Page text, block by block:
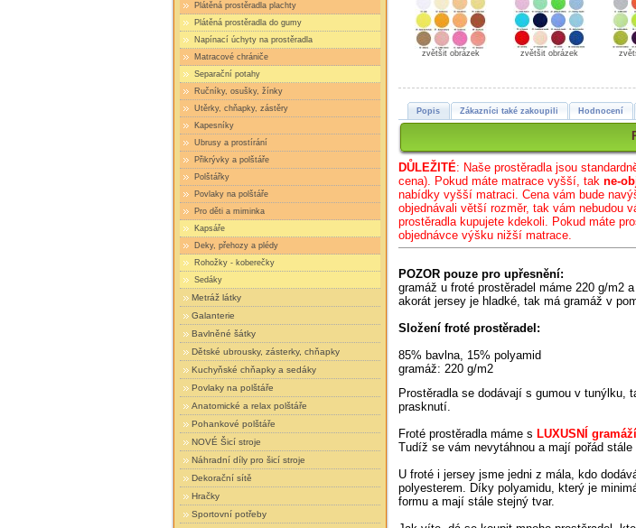
Plátěná prostěradla plachty
Plátěná prostěradla do gumy
Napínací úchyty na prostěradla
Matracové chrániče
Separační potahy
Ručníky, osušky, žínky
Utěrky, chňapky, zástěry
Kapesníky
Ubrusy a prostírání
Přikrývky a polštáře
Polštářky
Povlaky na polštáře
Pro děti a miminka
Kapsáře
Deky, přehozy a plédy
Rohožky - koberečky
Sedáky
Metráž látky
Galanterie
Bavlněné šátky
Dětské ubrousky, zásterky, chňapky
Kuchyňské chňapky a sedáky
Povlaky na polštáře
Anatomické a relax polštáře
Pohankové polštáře
NOVÉ Šicí stroje
Náhradní díly pro šicí stroje
Dekorační sítě
Hračky
Sportovní potřeby
zvětšit obrázek zvětšit obrázek
Popis Zákazníci také zakoupili Hodnocení
DŮLEŽITÉ: Naše prostěradla jsou standar
cena). Pokud máte matrace vyšší, tak ne-
nabídky vyšší matraci. Cena vám bude
objednávali větší rozměr, tak vám nebudou
prostěradla kupujete kdekoli. Pokud máte
objednávce výšku nižší matrace.
POZOR pouze pro upřesnění:
gramáž u froté prostěradel máme 220 g/m2
akorát jersey je hladké, tak má gramáž v
Složení froté prostěradel:
85% bavlna, 15% polyamid
gramáž: 220 g/m2
Prostěradla se dodávají s gumou v tunýlku,
prasknutí.
Froté prostěradla máme s LUXUSNÍ
Tudíž se vám nevytáhnou a mají pořád
U froté i jersey jsme jedni z mála, kdo
polyesterem. Díky polyamidu,
který je
formu a mají stále stejný tvar.